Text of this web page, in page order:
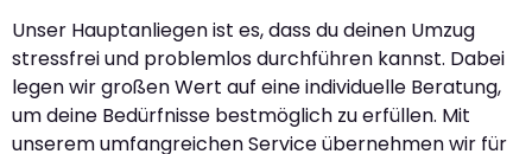
Unser Hauptanliegen ist es, dass du deinen Umzug
stressfrei und problemlos durchführen kannst. Dabei
legen wir großen Wert auf eine individuelle Beratung,
um deine Bedürfnisse bestmöglich zu erfüllen. Mit
unserem umfangreichen Service übernehmen wir für